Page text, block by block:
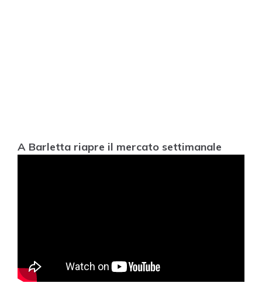
A Barletta riapre il mercato settimanale